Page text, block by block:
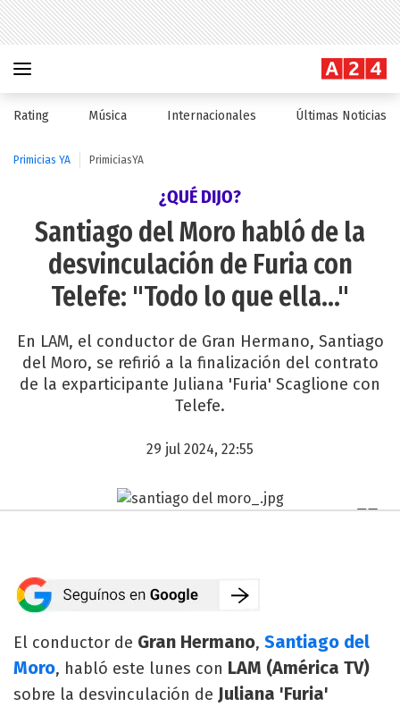
Rating Música Internacionales Últimas Noticias
Primicias YA PrimiciasYA
¿QUÉ DIJO?
Santiago del Moro habló de la
desvinculación de Furia con
Telefe: "Todo lo que ella..."
En LAM, el conductor de Gran Hermano, Santiago
del Moro, se refirió a la finalización del contrato
de la exparticipante Juliana 'Furia' Scaglione con
Telefe.
29 jul 2024, 22:55
El conductor de Gran Hermano, Santiago del
Moro, habló este lunes con LAM (América TV)
sobre la desvinculación de Juliana 'Furia'